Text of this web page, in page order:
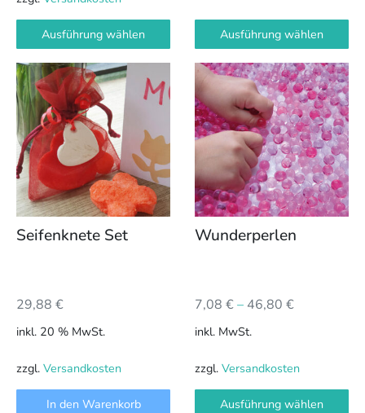
Ausführung wählen Ausführung wählen
Seifenknete Set
29,88 €
inkl. 20 % MwSt.
zzgl. Versandkosten
In den Warenkorb
Wunderperlen
7,08 €– 46,80 €
inkl. MwSt.
zzgl. Versandkosten
Ausführung wählen
Dieses
Produkt
weist
mehrere
Varianten
auf.
Die
Optionen
können
gewählt
werden